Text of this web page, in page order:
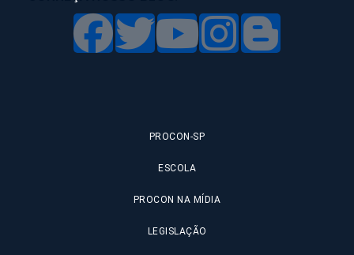
PROCON-SP
ESCOLA
PROCON NA MÍDIA
LEGISLAÇÃO